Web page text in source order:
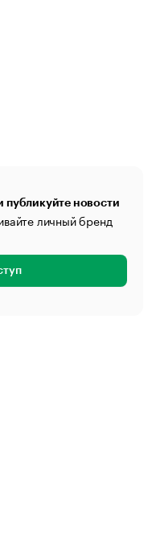
публикуйте новости
личный бренд